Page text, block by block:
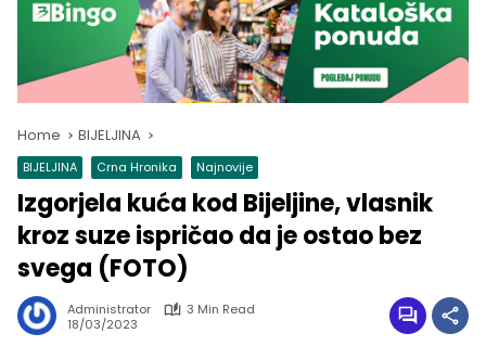
Home BIJELJINA
BIJELJINA Crna Hronika Najnovije
Izgorjela kuća kod Bijeljine, vlasnik
kroz suze ispričao da je ostao bez
svega (FOTO)
Administrator
3 Min Read
18/03/2023